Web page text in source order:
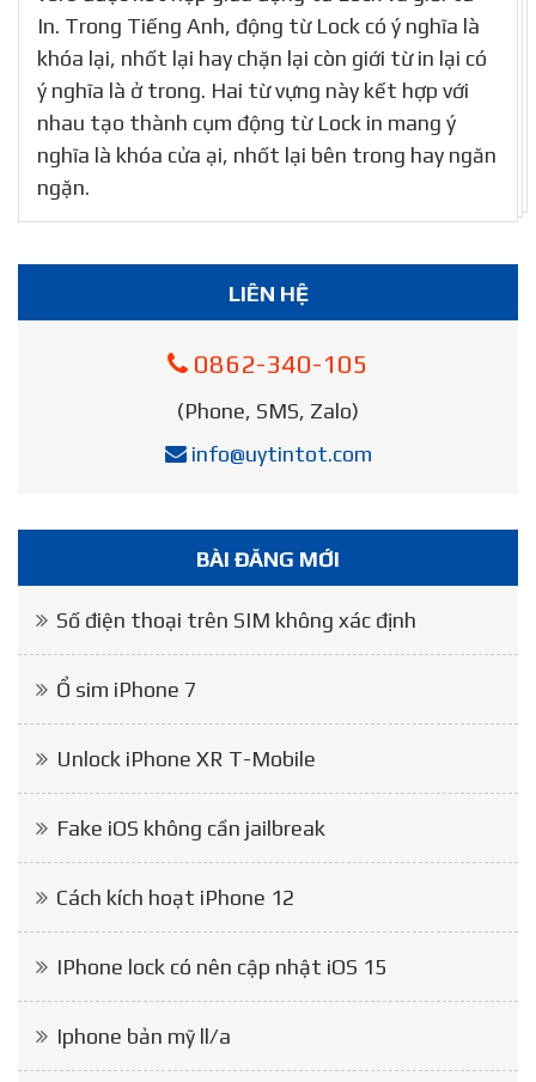
In. Trong Tiếng Anh, động từ Lock có ý nghĩa là
khóa lại, nhốt lại hay chặn lại còn giới từ in lại có
ý nghĩa là ở trong. Hai từ vựng này kết hợp với
nhau tạo thành cụm động từ Lock in mang ý
nghĩa là khóa cửa ại, nhốt lại bên trong hay ngăn
ngặn.
LIÊN HỆ
0862-340-105
(Phone, SMS, Zalo)
info@uytintot.com
BÀI ĐĂNG MỚI
Số điện thoại trên SIM không xác định
Ổ sim iPhone 7
Unlock iPhone XR T-Mobile
Fake iOS không cần jailbreak
Cách kích hoạt iPhone 12
IPhone lock có nên cập nhật iOS 15
Iphone bản mỹ ll/a